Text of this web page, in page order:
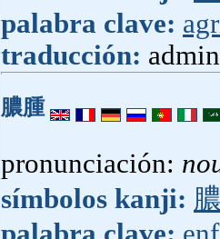
palabra clave:
traducción:
膿腫
pronunciación:
símbolos kanji: